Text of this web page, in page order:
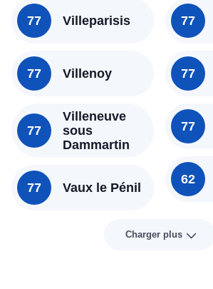
77 Villeparisis
77 Villenoy
77
Villeneuve
sous
Dammartin
77 Vaux le Pénil
77
77
77
62
Charger plus